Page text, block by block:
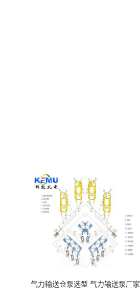
气力输送仓泵选型 气力输送泵厂家